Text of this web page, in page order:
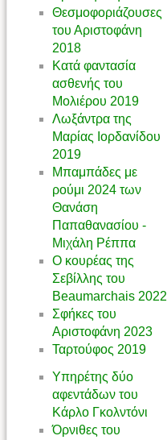
Θεσμοφοριάζουσες
του Αριστοφάνη
2018
Κατά φαντασία
ασθενής του
Μολιέρου 2019
Λωξάντρα της
Μαρίας Ιορδανίδου
2019
Μπαμπάδες με
ρούμι 2024 των
Θανάση
Παπαθανασίου -
Μιχάλη Ρέππα
Ο κουρέας της
Σεβίλλης του
Beaumarchais 2022
Σφήκες του
Αριστοφάνη 2023
Ταρτούφος 2019
Υπηρέτης δύο
αφεντάδων του
Κάρλο Γκολντόνι
Όρνιθες του